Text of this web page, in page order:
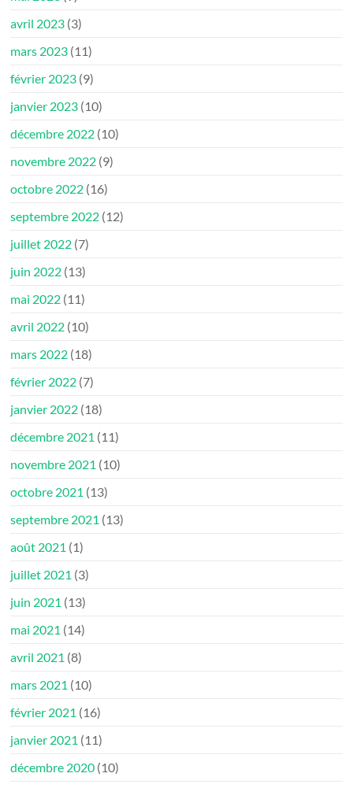
avril 2023 (3)
mars 2023 (11)
février 2023 (9)
janvier 2023 (10)
décembre 2022 (10)
novembre 2022 (9)
octobre 2022 (16)
septembre 2022 (12)
juillet 2022 (7)
juin 2022 (13)
mai 2022 (11)
avril 2022 (10)
mars 2022 (18)
février 2022 (7)
janvier 2022 (18)
décembre 2021 (11)
novembre 2021 (10)
octobre 2021 (13)
septembre 2021 (13)
août 2021 (1)
juillet 2021 (3)
juin 2021 (13)
mai 2021 (14)
avril 2021 (8)
mars 2021 (10)
février 2021 (16)
janvier 2021 (11)
décembre 2020 (10)